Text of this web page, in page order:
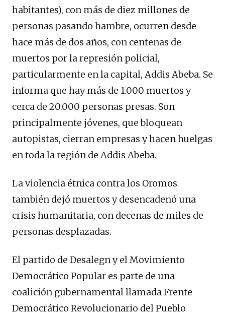
habitantes), con más de diez millones de
personas pasando hambre, ocurren desde
hace más de dos años, con centenas de
muertos por la represión policial,
particularmente en la capital, Addis Abeba. Se
informa que hay más de 1.000 muertos y
cerca de 20.000 personas presas. Son
principalmente jóvenes, que bloquean
autopistas, cierran empresas y hacen huelgas
en toda la región de Addis Abeba.
La violencia étnica contra los Oromos
también dejó muertos y desencadenó una
crisis humanitaria, con decenas de miles de
personas desplazadas.
El partido de Desalegn y el Movimiento
Democrático Popular es parte de una
coalición gubernamental llamada Frente
Democrático Revolucionario del Pueblo